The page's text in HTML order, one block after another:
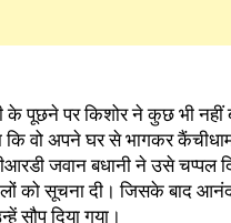
के पूछने पर किशोर ने कुछ भी
कि वो अपने घर से भागकर
जवान बधानी ने उसे
को सूचना दी। जिसके बाद
सौप दिया गया।